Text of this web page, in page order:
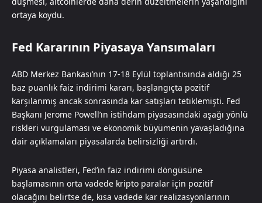
ortaya koydu.
Fed Kararının Piyasaya Yansımaları
ABD Merkez Bankası’nın 17-18 Eylül toplantısında aldığı 25
baz puanlık faiz indirimi kararı, başlangıçta pozitif
karşılanmış ancak sonrasında kar satışları tetiklemişti. Fed
Başkanı Jerome Powell’ın istihdam piyasasındaki aşağı yönlü
riskleri vurgulaması ve ekonomik büyümenin yavaşladığına
dair açıklamaları piyasalarda belirsizliği artırdı.
Piyasa analistleri, Fed’in faiz indirimi döngüsüne
başlamasının orta vadede kripto paralar için pozitif
olacağını belirtse de, kısa vadede kar realizasyonlarının